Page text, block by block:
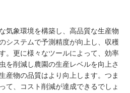
気象環境を構築し、高品質な生産物
システムで予測精度が向上し、収穫
。更に様々なツールによって、効率
を削減し農園の生産レベルを向上さ
産物の品質はより向上します。つま
て、コスト削減が達成できるでしょ